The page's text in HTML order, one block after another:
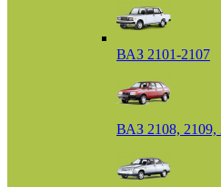
ВАЗ 2101-2107
ВАЗ 2108, 2109,